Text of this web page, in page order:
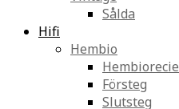
Sålda
Hifi
Hembio
Försteg
Slutsteg